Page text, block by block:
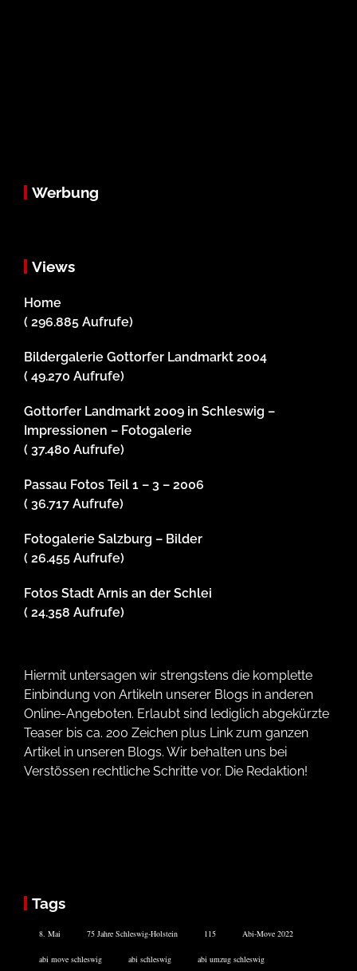
Werbung
Views
Home
( 296.885 Aufrufe)
Bildergalerie Gottorfer Landmarkt 2004
( 49.270 Aufrufe)
Gottorfer Landmarkt 2009 in Schleswig –
Impressionen – Fotogalerie
( 37.480 Aufrufe)
Passau Fotos Teil 1 – 3 – 2006
( 36.717 Aufrufe)
Fotogalerie Salzburg – Bilder
( 26.455 Aufrufe)
Fotos Stadt Arnis an der Schlei
( 24.358 Aufrufe)
Hiermit untersagen wir strengstens die komplette
Einbindung von Artikeln unserer Blogs in anderen
Online-Angeboten. Erlaubt sind lediglich abgekürzte
Teaser bis ca. 200 Zeichen plus Link zum ganzen
Artikel in unseren Blogs. Wir behalten uns bei
Verstössen rechtliche Schritte vor. Die Redaktion!
Tags
8. Mai 75 Jahre Schleswig-Holstein 115 Abi-Move 2022
abi move schleswig abi schleswig abi umzug schleswig